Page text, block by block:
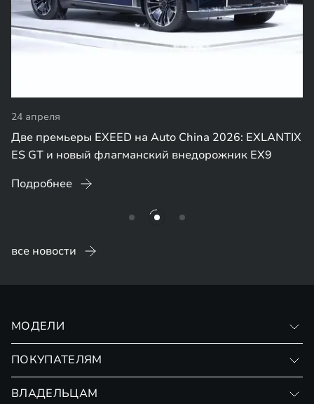
24 апреля
Две премьеры EXEED на Auto China 2026: EXLANTIX
ES GT и новый флагманский внедорожник EX9
Подробнее
все новости
МОДЕЛИ
ПОКУПАТЕЛЯМ
ВЛАДЕЛЬЦАМ